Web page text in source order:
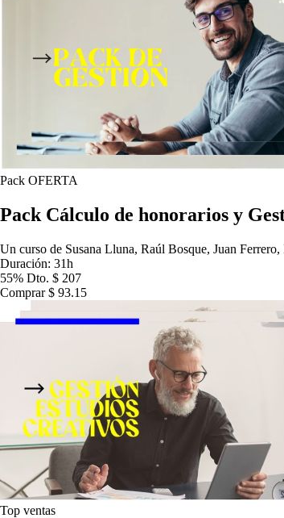
Pack OFERTA
Pack Cálculo de honorarios y
Un curso de Susana Lluna, Raúl Bosque, Juan
Duración: 31h
55% Dto. $ 207
Comprar $ 93.15
Top ventas